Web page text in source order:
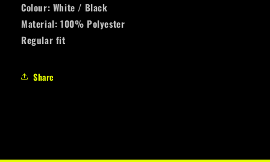
Colour: White / Black
Material: 100% Polyester
Regular fit
Share